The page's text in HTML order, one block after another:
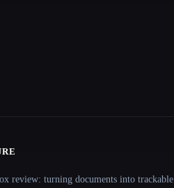
review: turning documents into trackable